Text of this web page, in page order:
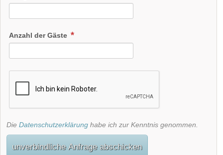
Anzahl der Gäste
Die Datenschutzerklärung habe ich zur Kenntnis genommen.
unverbindliche Anfrage abschicken